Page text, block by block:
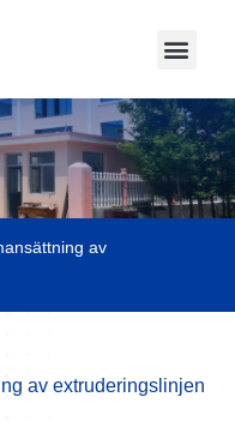
av
av extruderingslinjen